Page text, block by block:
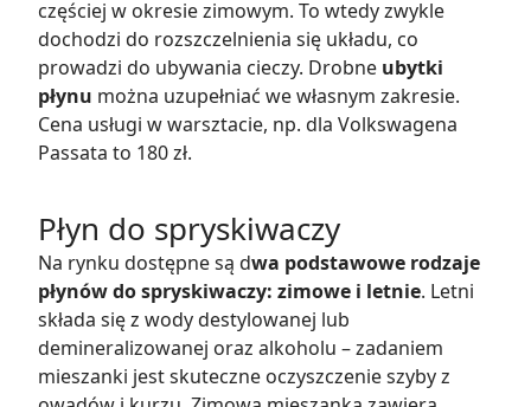
częściej w okresie zimowym. To wtedy zwykle
dochodzi do rozszczelnienia się układu, co
prowadzi do ubywania cieczy. Drobne ubytki
płynu można uzupełniać we własnym zakresie.
Cena usługi w warsztacie, np. dla Volkswagena
Passata to 180 zł.
Płyn do spryskiwaczy
Na rynku dostępne są dwa podstawowe rodzaje
płynów do spryskiwaczy: zimowe i letnie. Letni
składa się z wody destylowanej lub
demineralizowanej oraz alkoholu – zadaniem
mieszanki jest skuteczne oczyszczenie szyby z